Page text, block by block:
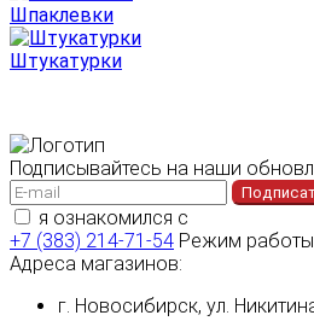
Шпаклевки
Штукатурки
Подписывайтесь на наши
я ознакомился с
+7 (383) 214-71-54 Режим работы
Адреса магазинов:
г. Новосибирск, ул.